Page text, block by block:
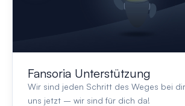
Fansoria Unterstützung
Wir sind jeden Schritt des Weges bei
uns jetzt – wir sind für dich da!